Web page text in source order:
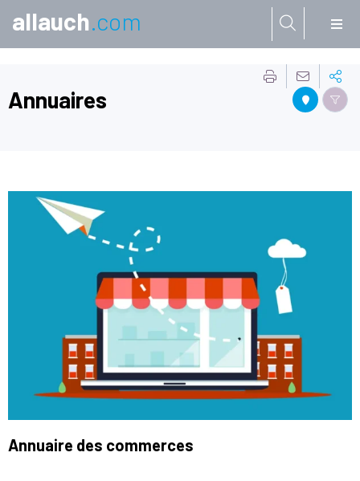
allauch.com
Annuaires
Annuaire des commerces